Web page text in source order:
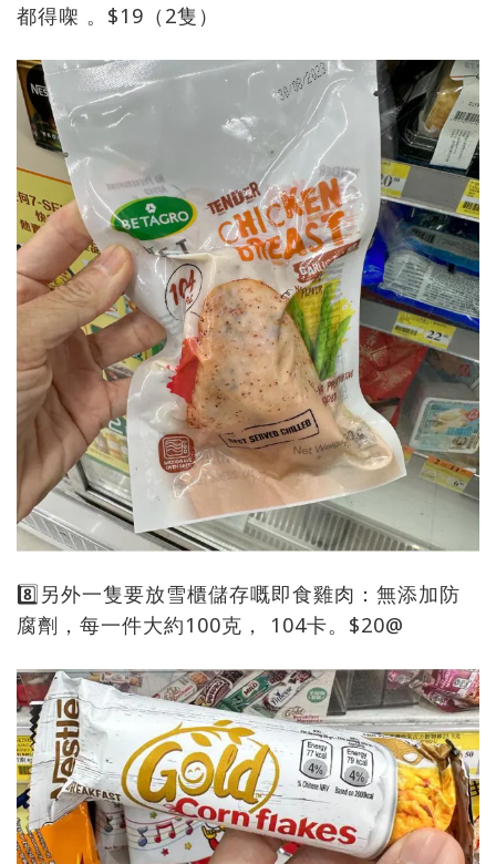
都得㗎 。$19（2隻）
8️⃣另外一隻要放雪櫃儲存嘅即食雞肉：無添加防
腐劑，每一件大約100克， 104卡。$20@